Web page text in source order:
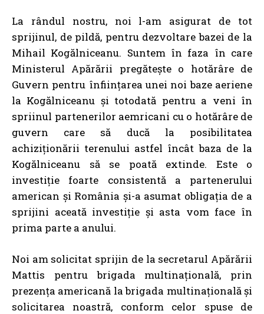
La rândul nostru, noi l-am asigurat de tot
sprijinul, de pildă, pentru dezvoltare bazei de la
Mihail Kogălniceanu. Suntem în faza în care
Ministerul Apărării pregătește o hotărâre de
Guvern pentru înființarea unei noi baze aeriene
la Kogălniceanu și totodată pentru a veni în
spriinul partenerilor aemricani cu o hotărâre de
guvern care să ducă la posibilitatea
achiziționării terenului astfel încât baza de la
Kogălniceanu să se poată extinde. Este o
investiție foarte consistentă a partenerului
american și România și-a asumat obligația de a
sprijini aceată investiție și asta vom face în
prima parte a anului.
Noi am solicitat sprijin de la secretarul Apărării
Mattis pentru brigada multinațională, prin
prezența americană la brigada multinațională și
solicitarea noastră, conform celor spuse de